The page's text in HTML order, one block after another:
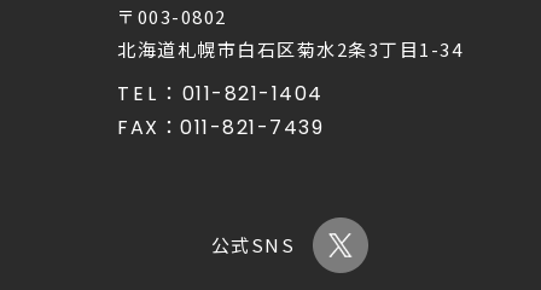
〒003-0802
北海道札幌市白石区菊水2条3丁目1-34
TEL： 011-821-1404
FAX： 011-821-7439
公式SNS